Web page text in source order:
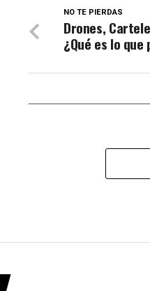
NO TE PIERDAS
Drones,
¿Qué es lo